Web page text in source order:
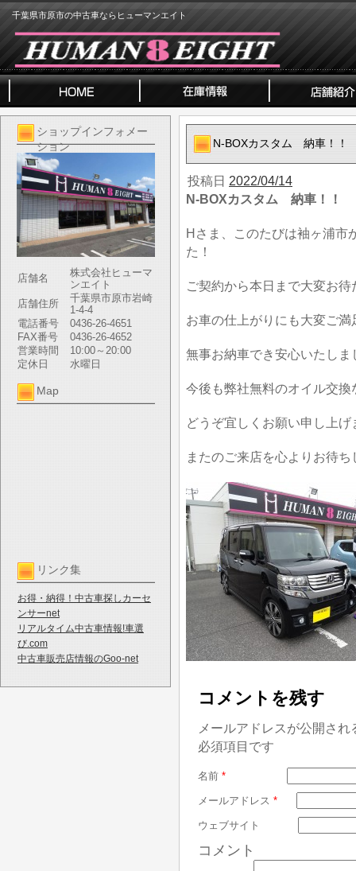
千葉県市原市の中古車ならヒューマンエイト
ショップインフォメー
ション
店舗名
株式会社ヒューマ
ンエイト
店舗住所
千葉県市原市岩崎
1-4-4
電話番号
0436-26-4651
FAX番号
0436-26-4652
営業時間
10:00～20:00
定休日
水曜日
Map
リンク集
お得・納得！中古車探しカーセ
ンサーnet
リアルタイム中古車情報!車選
び.com
中古車販売店情報のGoo-net
N-BOXカスタム 納車！！
投稿日 2022/04/14
N-BOXカスタム 納車！！
Hさま、このたびは袖ヶ浦市
た！
ご契約から本日まで大変お
お車の仕上がりにも大変ご
無事お納車でき安心いたしま
今後も弊社無料のオイル交
どうぞ宜しくお願い申し上げ
またのご来店を心よりお待
コメントを残す
メールアドレスが公開さ
必須項目です
名前 *
メールアドレス *
ウェブサイト
コメント